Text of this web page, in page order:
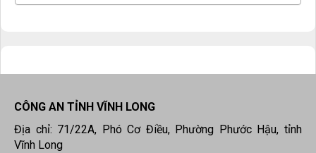
CÔNG AN TỈNH VĨNH LONG
Địa chỉ: 71/22A, Phó Cơ Điều, Phường Phước Hậu, tỉnh
Vĩnh Long